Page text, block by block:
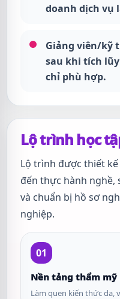
doanh dịch vụ
Giảng viên/kỹ
sau khi tích
chỉ phù hợp.
Lộ trình học
Lộ trình được thiết
đến thực hành nghề,
và chuẩn bị hồ sơ
nghiệp.
01
Nền tảng thẩm mỹ
Làm quen kiến thức da,